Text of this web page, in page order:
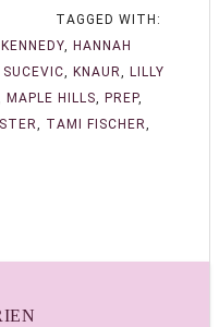
TAGGED WITH:
, HANNAH
, KNAUR, LILLY
MAPLE HILLS, PREP,
, TAMI FISCHER,